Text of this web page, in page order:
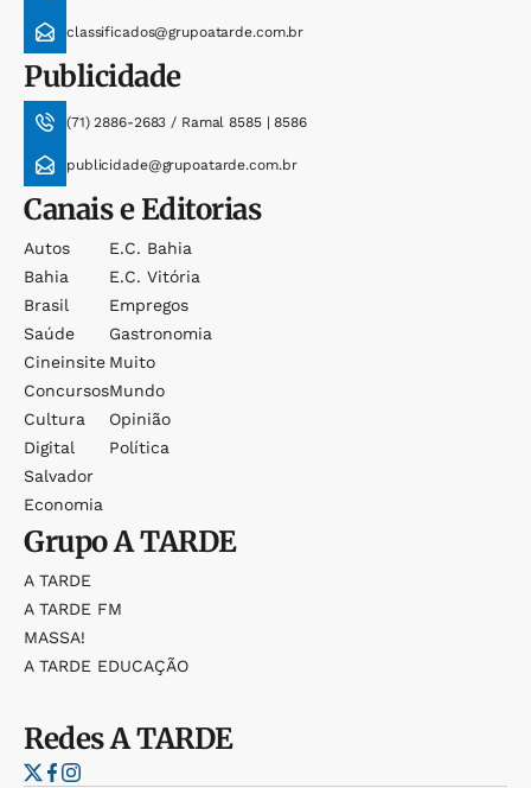
classificados@grupoatarde.com.br
Publicidade
(71) 2886-2683 / Ramal 8585 | 8586
publicidade@grupoatarde.com.br
Canais e Editorias
Autos
Bahia
Brasil
Saúde
Cineinsite
Concursos
Cultura
Digital
Salvador
Economia
E.c. Bahia
E.c. Vitória
Empregos
Gastronomia
Muito
Mundo
Opinião
Política
GrupoA TARDE
A TARDE
A TARDE FM
MASSA!
A TARDE EDUCAÇÃO
RedesA TARDE